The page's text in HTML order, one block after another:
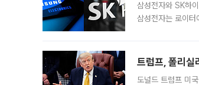
삼성전자와 SK하이닉스가
삼성전자는 로이터
트럼프, 폴리실
도널드 트럼프 미